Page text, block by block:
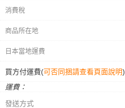
消費稅
商品所在地
日本當地運費
買方付運費(可否同捆請查看頁面說明)
運費：
發送方式